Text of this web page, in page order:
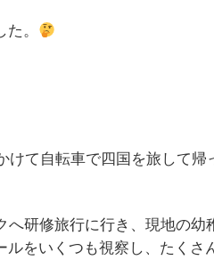
。
けて自転車で四国を旅して
へ研修旅行に行き、現地の
をいくつも視察し、たく